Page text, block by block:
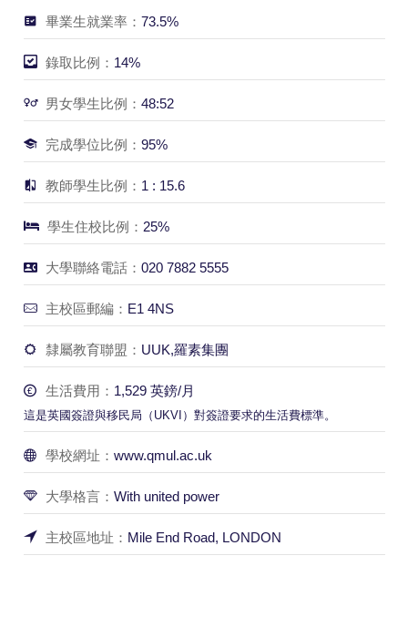
畢業生就業率： 73.5%
錄取比例： 14%
男女學生比例： 48:52
完成學位比例： 95%
教師學生比例： 1 : 15.6
學生住校比例： 25%
大學聯絡電話： 020 7882 5555
主校區郵編： E1 4NS
隸屬教育聯盟： UUK,羅素集團
生活費用： 1,529 英鎊/月
這是英國簽證與移民局（UKVI）對簽證要求的生活費標準。
學校網址： www.qmul.ac.uk
大學格言： With united power
主校區地址： Mile End Road, LONDON